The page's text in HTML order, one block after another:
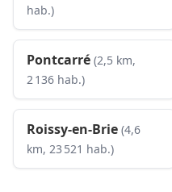
hab.)
Pontcarré (2,5 km,
2 136 hab.)
Roissy-en-Brie (4,6
km, 23 521 hab.)